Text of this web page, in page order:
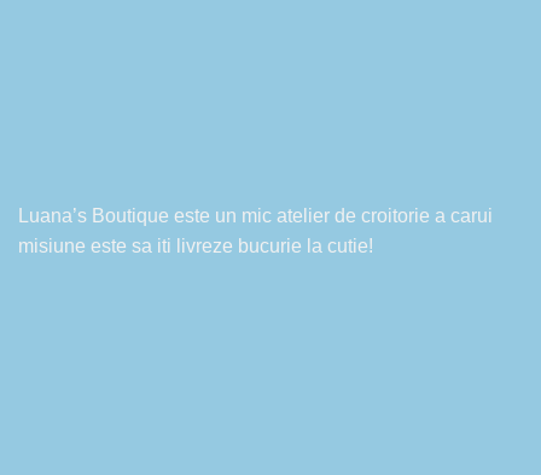
Luana’s Boutique este un mic atelier de croitorie a carui
misiune este sa iti livreze bucurie la cutie!